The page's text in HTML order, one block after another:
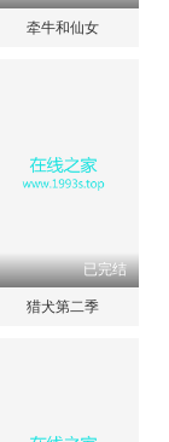
牵牛和仙女
已完结
猎犬第二季